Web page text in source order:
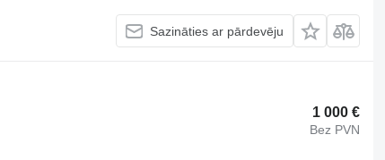
Sazināties ar pārdevēju
1 000 €
Bez PVN